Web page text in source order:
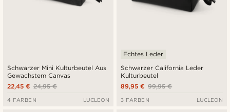
Schwarzer Mini Kulturbeutel Aus
Gewachstem Canvas
24,95 €
22,45 €
4 FARBEN LUCLEON
Schwarzer California Leder
Kulturbeutel
Echtes Leder
99,95 €
89,95 €
3 FARBEN LUCLEON